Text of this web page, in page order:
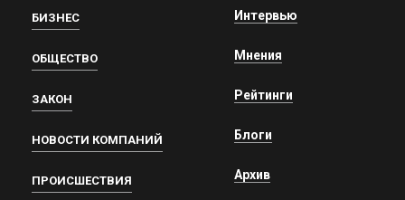
БИЗНЕС
ОБЩЕСТВО
ЗАКОН
НОВОСТИ КОМПАНИЙ
ПРОИСШЕСТВИЯ
Интервью
Мнения
Рейтинги
Блоги
Архив